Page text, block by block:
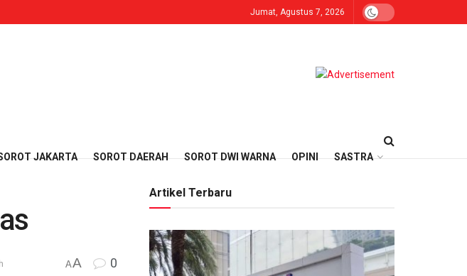
Jumat, Agustus 7, 2026
JAKARTA SOROT DAERAH SOROT DWI WARNA OPINI SASTRA
AA 0
Artikel Terbaru